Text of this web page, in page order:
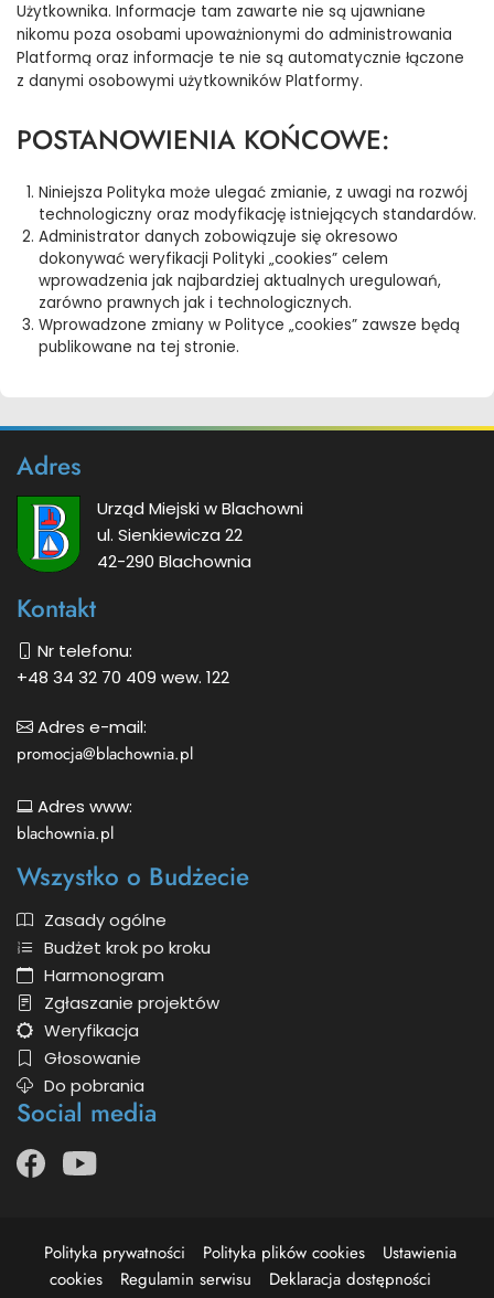
Użytkownika. Informacje tam zawarte nie są ujawniane
nikomu poza osobami upoważnionymi do administrowania
Platformą oraz informacje te nie są automatycznie łączone
z danymi osobowymi użytkowników Platformy.
POSTANOWIENIA KOŃCOWE:
Niniejsza Polityka może ulegać zmianie, z uwagi na rozwój
technologiczny oraz modyfikację istniejących standardów.
Administrator danych zobowiązuje się okresowo
dokonywać weryfikacji Polityki „cookies” celem
wprowadzenia jak najbardziej aktualnych uregulowań,
zarówno prawnych jak i technologicznych.
Wprowadzone zmiany w Polityce „cookies” zawsze będą
publikowane na tej stronie.
Dodatkowe
informacje
Adres
Urząd Miejski w Blachowni
ul. Sienkiewicza 22
42-290 Blachownia
Kontakt
Nr telefonu:
+48 34 32 70 409 wew. 122
Adres e-mail:
promocja@blachownia.pl
Adres www:
blachownia.pl
Wszystko o Budżecie
Zasady ogólne
Budżet krok po kroku
Harmonogram
Zgłaszanie projektów
Weryfikacja
Głosowanie
Do pobrania
Social media
Facebook
otwiera
oknie
Youtube
otwiera
oknie
Polityka prywatności Polityka plików cookies
Ustawienia
cookies
Regulamin serwisu
Deklaracja dostępności